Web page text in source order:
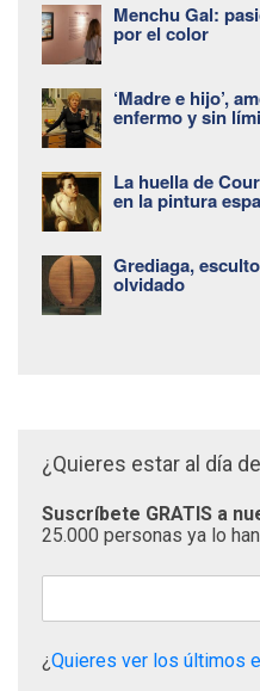
Menchu Gal:
por el color
‘Madre e hijo’,
enfermo y sin
La huella de
en la pintura
Grediaga,
olvidado
¿Quieres estar al día
Suscríbete GRATIS a
25.000 personas ya lo
¿Quieres ver los últimos